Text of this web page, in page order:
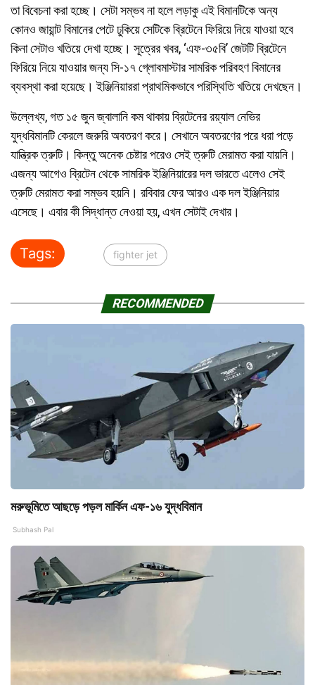
তা বিবেচনা করা হচ্ছে। সেটা সম্ভব না হলে লড়াকু এই বিমানটিকে অন্য
কোনও জায়ান্ট বিমানের পেটে ঢুকিয়ে সেটিকে ব্রিটেনে ফিরিয়ে নিয়ে যাওয়া হবে
কিনা সেটাও খতিয়ে দেখা হচ্ছে। সূত্রের খবর, ‘এফ-৩৫বি’ জেটটি ব্রিটেনে
ফিরিয়ে নিয়ে যাওয়ার জন্য সি-১৭ গ্লোবমাস্টার সামরিক পরিবহণ বিমানের
ব্যবস্থা করা হয়েছে। ইঞ্জিনিয়াররা প্রাথমিকভাবে পরিস্থিতি খতিয়ে দেখছেন।
উল্লেখ্য, গত ১৫ জুন জ্বালানি কম থাকায় ব্রিটেনের রয়্যাল নেভির
যুদ্ধবিমানটি কেরলে জরুরি অবতরণ করে। সেখানে অবতরণের পরে ধরা পড়ে
যান্ত্রিক ত্রুটি। কিন্তু অনেক চেষ্টার পরেও সেই ত্রুটি মেরামত করা যায়নি।
এজন্য আগেও ব্রিটেন থেকে সামরিক ইঞ্জিনিয়ারের দল ভারতে এলেও সেই
ত্রুটি মেরামত করা সম্ভব হয়নি। রবিবার ফের আরও এক দল ইঞ্জিনিয়ার
এসেছে। এবার কী সিদ্ধান্ত নেওয়া হয়, এখন সেটাই দেখার।
Tags: fighter jet
RECOMMENDED
মরুভূমিতে আছড়ে পড়ল মার্কিন এফ-১৬ যুদ্ধবিমান
Subhash Pal